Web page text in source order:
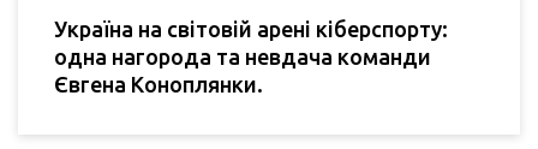
Україна на світовій арені кіберспорту:
одна нагорода та невдача команди
Євгена Коноплянки.